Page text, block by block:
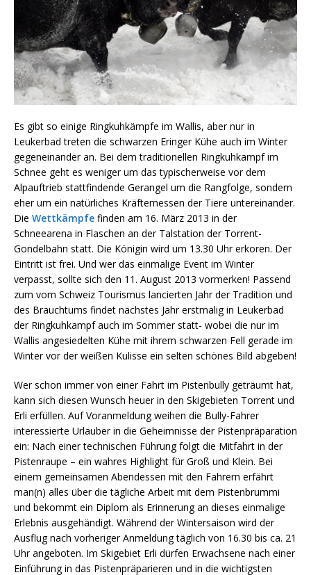
Es gibt so einige Ringkuhkämpfe im Wallis, aber nur in
Leukerbad treten die schwarzen Eringer Kühe auch im Winter
gegeneinander an. Bei dem traditionellen Ringkuhkampf im
Schnee geht es weniger um das typischerweise vor dem
Alpauftrieb stattfindende Gerangel um die Rangfolge, sondern
eher um ein natürliches Kräftemessen der Tiere untereinander.
Die Wettkämpfe finden am 16. März 2013 in der
Schneearena in Flaschen an der Talstation der Torrent-
Gondelbahn statt. Die Königin wird um 13.30 Uhr erkoren. Der
Eintritt ist frei. Und wer das einmalige Event im Winter
verpasst, sollte sich den 11. August 2013 vormerken! Passend
zum vom Schweiz Tourismus lancierten Jahr der Tradition und
des Brauchtums findet nächstes Jahr erstmalig in Leukerbad
der Ringkuhkampf auch im Sommer statt- wobei die nur im
Wallis angesiedelten Kühe mit ihrem schwarzen Fell gerade im
Winter vor der weißen Kulisse ein selten schönes Bild abgeben!
Wer schon immer von einer Fahrt im Pistenbully geträumt hat,
kann sich diesen Wunsch heuer in den Skigebieten Torrent und
Erli erfüllen. Auf Voranmeldung weihen die Bully-Fahrer
interessierte Urlauber in die Geheimnisse der Pistenpräparation
ein: Nach einer technischen Führung folgt die Mitfahrt in der
Pistenraupe – ein wahres Highlight für Groß und Klein. Bei
einem gemeinsamen Abendessen mit den Fahrern erfährt
man(n) alles über die tägliche Arbeit mit dem Pistenbrummi
und bekommt ein Diplom als Erinnerung an dieses einmalige
Erlebnis ausgehändigt. Während der Wintersaison wird der
Ausflug nach vorheriger Anmeldung täglich von 16.30 bis ca. 21
Uhr angeboten. Im Skigebiet Erli dürfen Erwachsene nach einer
Einführung in das Pistenpräparieren und in die wichtigsten